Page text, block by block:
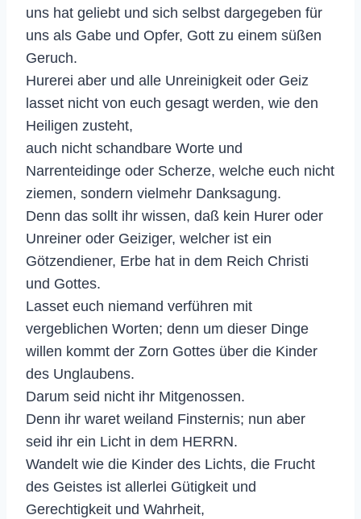
uns hat geliebt und sich selbst dargegeben für
uns als Gabe und Opfer, Gott zu einem süßen
Geruch.
Hurerei aber und alle Unreinigkeit oder Geiz
lasset nicht von euch gesagt werden, wie den
Heiligen zusteht,
auch nicht schandbare Worte und
Narrenteidinge oder Scherze, welche euch nicht
ziemen, sondern vielmehr Danksagung.
Denn das sollt ihr wissen, daß kein Hurer oder
Unreiner oder Geiziger, welcher ist ein
Götzendiener, Erbe hat in dem Reich Christi
und Gottes.
Lasset euch niemand verführen mit
vergeblichen Worten; denn um dieser Dinge
willen kommt der Zorn Gottes über die Kinder
des Unglaubens.
Darum seid nicht ihr Mitgenossen.
Denn ihr waret weiland Finsternis; nun aber
seid ihr ein Licht in dem HERRN.
Wandelt wie die Kinder des Lichts, die Frucht
des Geistes ist allerlei Gütigkeit und
Gerechtigkeit und Wahrheit,